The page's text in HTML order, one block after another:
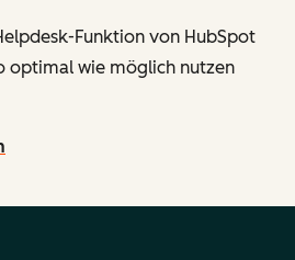
Funktion von HubSpot
optimal wie möglich nutzen